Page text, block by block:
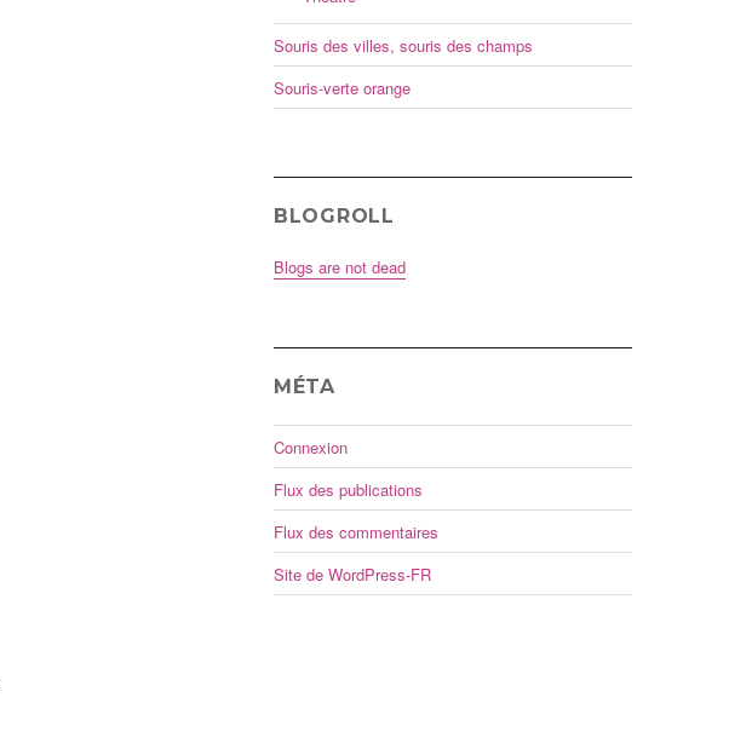
Souris des villes, souris des champs
Souris-verte orange
BLOGROLL
Blogs are not dead
MÉTA
Connexion
Flux des publications
Flux des commentaires
Site de WordPress-FR